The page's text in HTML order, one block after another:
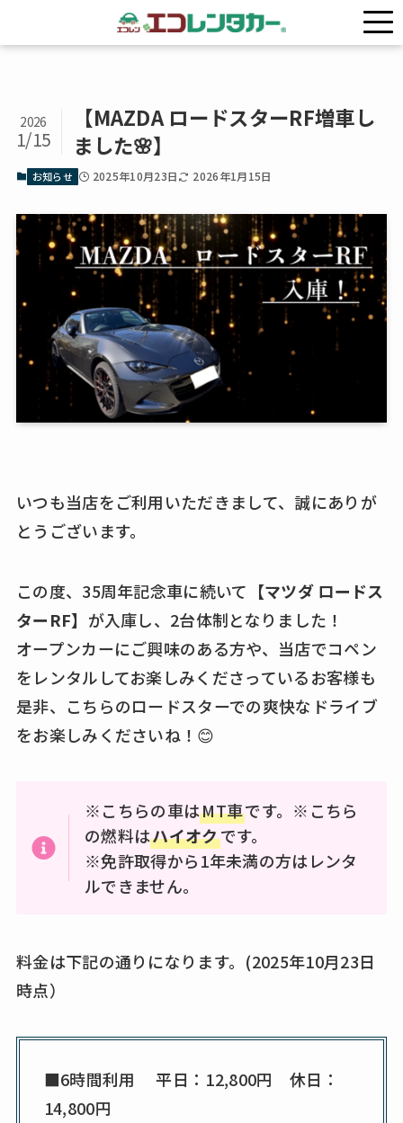
【MAZDA ロードスターRF増車し
ました🌸】
2026
1/15
お知らせ 2025年10月23日 2026年1月15日
いつも当店をご利用いただきまして、誠にありが
とうございます。
この度、35周年記念車に続いて 【マツダ ロードス
ターRF】 が入庫し、2台体制となりました！
オープンカーにご興味のある方や、当店でコペン
をレンタルしてお楽しみくださっているお客様も
是非、こちらのロードスターでの爽快なドライブ
をお楽しみくださいね！😊
※こちらの車はMT車です。※こちら
の燃料はハイオクです。
※免許取得から1年未満の方はレンタ
ルできません。
料金は下記の通りになります。(2025年10月23日
時点）
■6時間利用 平日：12,800円 休日：
14,800円